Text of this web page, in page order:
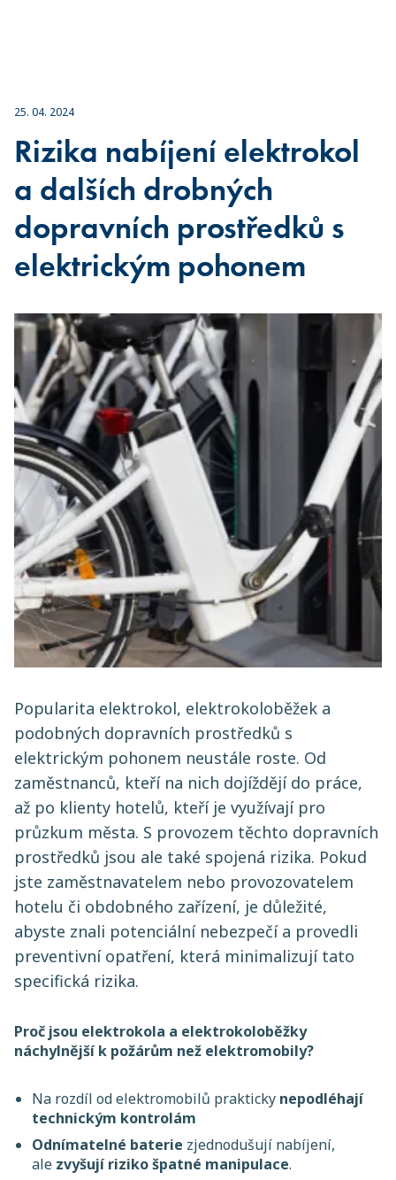
25. 04. 2024
Rizika nabíjení elektrokol
a dalších drobných
dopravních prostředků s
elektrickým pohonem
Popularita elektrokol, elektrokoloběžek a
podobných dopravních prostředků s
elektrickým pohonem neustále roste. Od
zaměstnanců, kteří na nich dojíždějí do práce,
až po klienty hotelů, kteří je využívají pro
průzkum města. S provozem těchto dopravních
prostředků jsou ale také spojená rizika. Pokud
jste zaměstnavatelem nebo provozovatelem
hotelu či obdobného zařízení, je důležité,
abyste znali potenciální nebezpečí a provedli
preventivní opatření, která minimalizují tato
specifická rizika.
Proč jsou elektrokola a elektrokoloběžky
náchylnější k požárům než elektromobily?
Na rozdíl od elektromobilů prakticky nepodléhají
technickým kontrolám
Odnímatelné baterie zjednodušují nabíjení,
ale zvyšují riziko špatné manipulace.